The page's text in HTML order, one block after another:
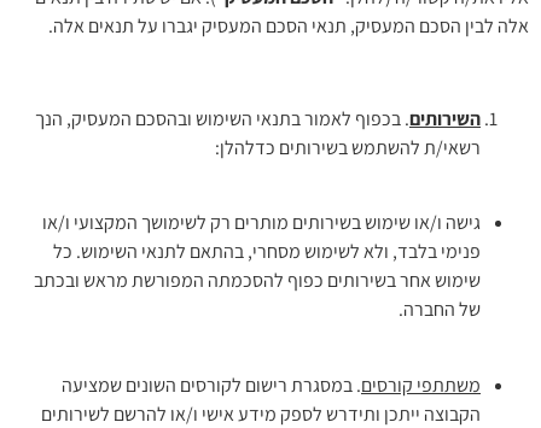
אלה לבין הסכם המעסיק, תנאי הסכם המעסיק יגברו על תנאים אלה.
השירותים. בכפוף לאמור בתנאי השימוש ובהסכם המעסיק, הנך
רשאי/ת להשתמש בשירותים כדלהלן:
גישה ו/או שימוש בשירותים מותרים רק לשימושך המקצועי ו/או
פנימי בלבד, ולא לשימוש מסחרי, בהתאם לתנאי השימוש. כל
שימוש אחר בשירותים כפוף להסכמתה המפורשת מראש ובכתב
של החברה.
משתתפי קורסים. במסגרת רישום לקורסים השונים שמציעה
הקבוצה ייתכן ותידרש לספק מידע אישי ו/או להרשם לשירותים